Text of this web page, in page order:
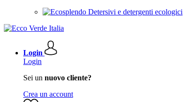
Detersivi e detergenti ecologici
Login
Login
Sei un nuovo cliente?
Crea un account